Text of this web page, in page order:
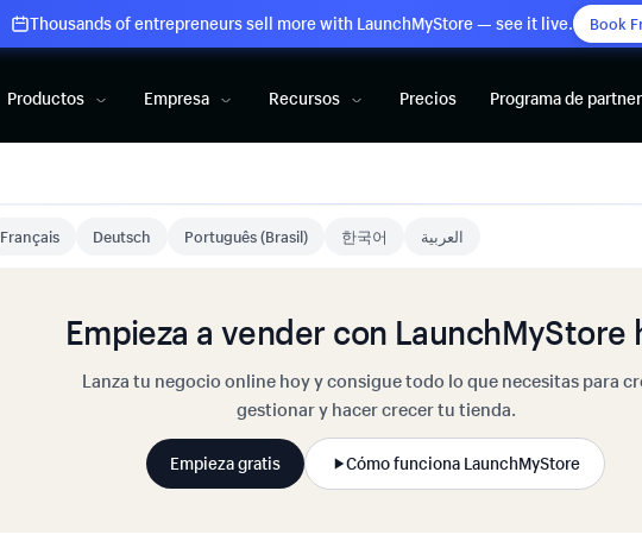
Thousands of entrepreneurs sell more with LaunchMyStore — see it live. Book
Productos Empresa Recursos Precios Programa de
Français Deutsch Português (Brasil) 한국어 العربية
Empieza a vender con LaunchMyStore
Lanza tu negocio online hoy y consigue todo lo que necesitas para
gestionar y hacer crecer tu tienda.
Empieza gratis Cómo funciona LaunchMyStore